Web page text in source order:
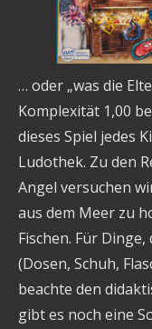
… oder „was die
Komplexität 1,00
dieses Spiel jedes
Ludothek. Zu den
Angel versuchen
aus dem Meer zu
Fischen. Für
(Dosen, Schuh,
beachte den
gibt es noch eine